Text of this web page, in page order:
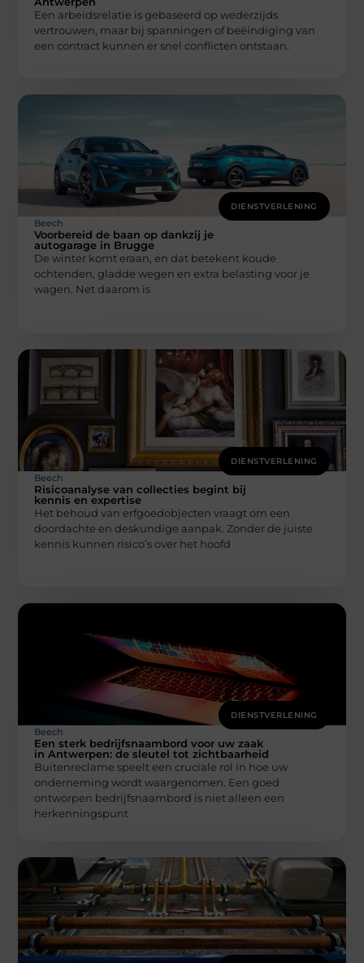
Een arbeidsrelatie is gebaseerd op wederzijds
vertrouwen, maar bij spanningen of beëindiging van
een contract kunnen er snel conflicten ontstaan.
DIENSTVERLENING
Beech
Voorbereid de baan op dankzij je
autogarage in Brugge
De winter komt eraan, en dat betekent koude
ochtenden, gladde wegen en extra belasting voor je
wagen. Net daarom is
DIENSTVERLENING
Beech
Risicoanalyse van collecties begint bij
kennis en expertise
Het behoud van erfgoedobjecten vraagt om een
doordachte en deskundige aanpak. Zonder de juiste
kennis kunnen risico’s over het hoofd
DIENSTVERLENING
Beech
Een sterk bedrijfsnaambord voor uw zaak
in Antwerpen: de sleutel tot zichtbaarheid
Buitenreclame speelt een cruciale rol in hoe uw
onderneming wordt waargenomen. Een goed
ontworpen bedrijfsnaambord is niet alleen een
herkenningspunt